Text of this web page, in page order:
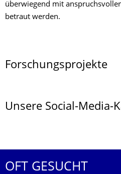
überwiegend mit
betraut werden.
Forschungsprojekte
Unsere Social-Media-
OFT GESUCHT